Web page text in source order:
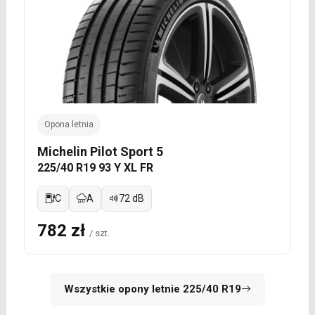
Opona letnia
Michelin Pilot Sport 5
225/40 R19 93 Y XL FR
C A 72 dB
782 zł / szt.
Wszystkie opony letnie 225/40 R19